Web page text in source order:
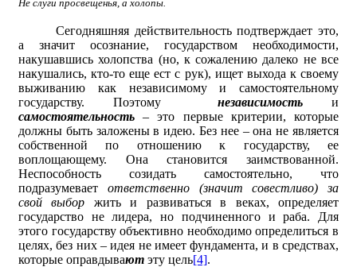
Не слуги просвещенья, а холопы.
Сегодняшняя действительность подтверждает это,
а значит осознание, государством необходимости,
накушавшись холопства (но, к сожалению далеко не все
накушались, кто-то еще ест с рук), ищет выхода к своему
выживанию как независимому и самостоятельному
государству. Поэтомунезависимость и
самостоятельность – это первые критерии, которые
должны быть заложены в идею. Без нее – она не является
собственной по отношению к государству, ее
воплощающему. Она становится заимствованной.
Неспособность созидать самостоятельно, что
подразумевает ответственно (значит совестливо)
за
свой выбор жить и развиваться в веках, определяет
государство не лидера, но подчиненного и раба. Для
этого государству объективно необходимо определиться в
целях, без них – идея не имеет фундамента, и в средствах,
которые оправдывают эту цель[4].